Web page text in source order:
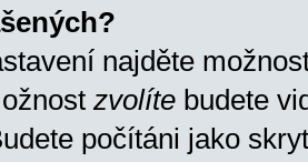
najděte
zvolíte budete
počítáni jako